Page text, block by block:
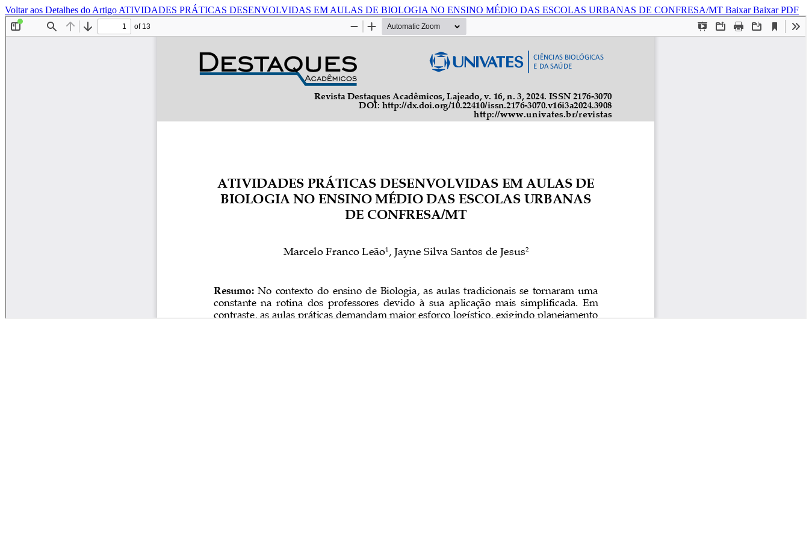
Voltar aos Detalhes do Artigo ATIVIDADES PRÁTICAS DESENVOLVIDAS EM AULAS DE BIOLOGIA NO ENSINO MÉDIO DAS ESCOLAS URBANAS DE CONFRESA/MT BaixarBaixar PDF